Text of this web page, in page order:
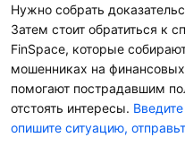
Нужно собрать
Затем стоит обратиться к
FinSpace, которые
мошенниках на
помогают пострадавшим
отстоять интересы.
опишите ситуацию,